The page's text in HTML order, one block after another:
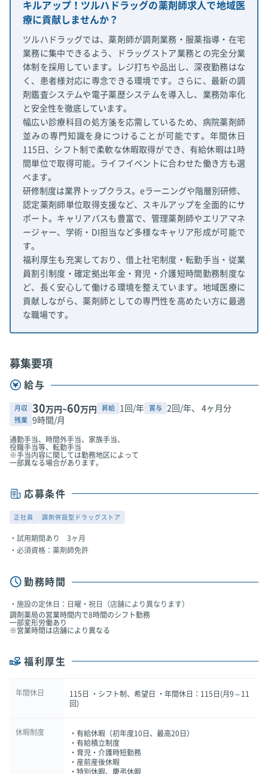
キルアップ！ツルハドラッグの薬剤師求人で地域医
療に貢献しませんか？
ツルハドラッグでは、薬剤師が調剤業務・服薬指導・在宅
業務に集中できるよう、ドラッグストア業務との完全分業
体制を採用しています。レジ打ちや品出し、深夜勤務はな
く、患者様対応に専念できる環境です。さらに、最新の調
剤鑑査システムや電子薬歴システムを導入し、業務効率化
と安全性を徹底しています。
幅広い診療科目の処方箋を応需しているため、病院薬剤師
並みの専門知識を身につけることが可能です。年間休日
115日、シフト制で柔軟な休暇取得ができ、有給休暇は1時
間単位で取得可能。ライフイベントに合わせた働き方も選
べます。
研修制度は業界トップクラス。eラーニングや階層別研修、
認定薬剤師単位取得支援など、スキルアップを全面的にサ
ポート。キャリアパスも豊富で、管理薬剤師やエリアマネ
ージャー、学術・DI担当など多様なキャリア形成が可能で
す。
福利厚生も充実しており、借上社宅制度・転勤手当・従業
員割引制度・確定拠出年金・育児・介護短時間勤務制度な
ど、長く安心して働ける環境を整えています。地域医療に
貢献しながら、薬剤師としての専門性を高めたい方に最適
な職場です。
募集要項
給与
月収 30万円~60万円 昇給 1回/年 賞与 2回/年、 4ヶ月分
残業 9時間/月
通勤手当、時間外手当、家族手当、
役職手当等、転勤手当
※手当内容に関しては勤務地区によって
一部異なる場合があります。
応募条件
正社員 調剤併設型ドラッグストア
試用期間あり 3ヶ月
必須資格：薬剤師免許
勤務時間
施設の定休日：日曜・祝日（店舗により異なります）
調剤薬局の営業時間内で8時間のシフト勤務
一部変形労働あり
※営業時間は店舗により異なる
福利厚生
年間休日
115日 ・シフト制、希望日 ・年間休日：115日(月9～11
回)
休暇制度
・有給休暇（初年度10日、最高20日）
・有給積立制度
・育児・介護時短勤務
・産前産後休暇
・特別休暇、慶弔休暇